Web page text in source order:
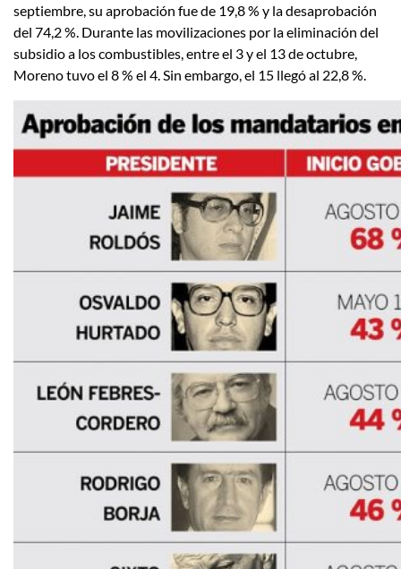
septiembre, su aprobación fue de 19,8 % y la desaprobación
del 74,2 %. Durante las movilizaciones por la eliminación del
subsidio a los combustibles, entre el 3 y el 13 de octubre,
Moreno tuvo el 8 % el 4. Sin embargo, el 15 llegó al 22,8 %.